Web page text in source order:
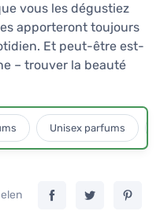
vous les dégustiez
apporteront toujours
Et peut-être est-
– trouver la beauté
Unisex parfums